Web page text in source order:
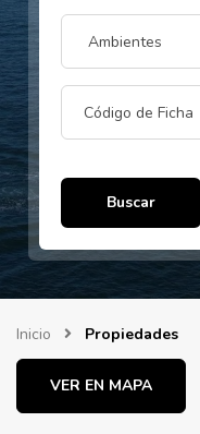
Buscar
Inicio Propiedades
VER EN MAPA